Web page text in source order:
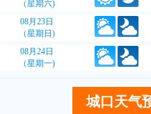
（星期六)
08月23日
（星期日)
08月24日
（星期一)
城口天气